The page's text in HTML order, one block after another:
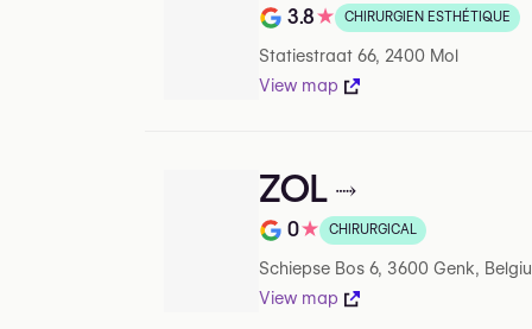
Note de 3.8 sur 5 sur Google
3.8★ CHIRURGIEN ESTHÉTIQUE
Statiestraat 66, 2400 Mol
View map
ZOL
Note de 0 sur 5 sur Google
0★ CHIRURGICAL
Schiepse Bos 6, 3600 Genk,
View map